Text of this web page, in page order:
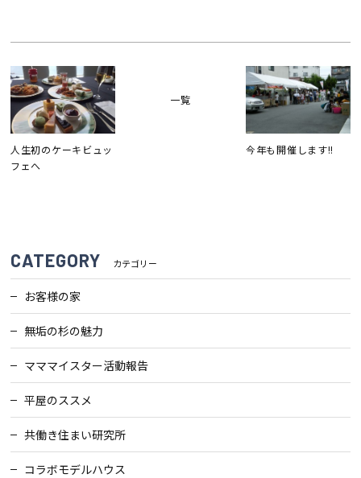
会社案内
経営理念・
スタッフ紹介
KATSUMIの
家づくりの資金計画
検査・アフターメンテナンス
家づくりのスケジュール
人生初のケーキビュッ
フェへ
一覧
今年も開催します!!
CATEGORY カテゴリー
お客様の家
無垢の杉の魅力
マママイスター活動報告
平屋のススメ
共働き住まい研究所
コラボモデルハウス